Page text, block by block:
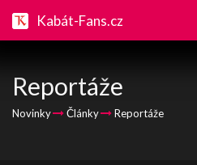
Kabát-Fans.cz
Reportáže
Novinky Články Reportáže